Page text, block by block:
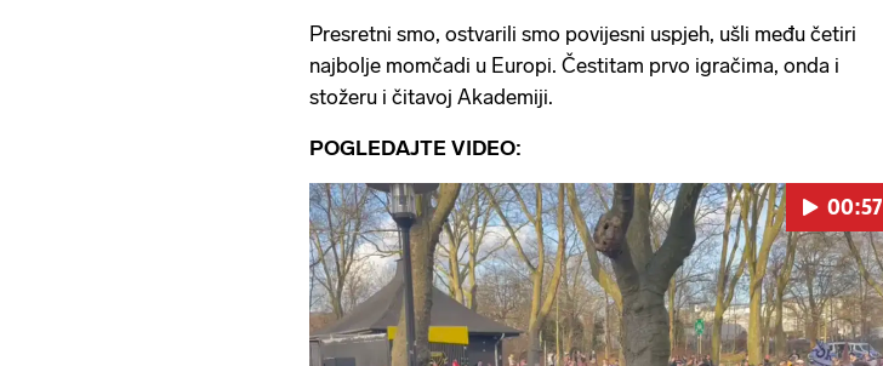
Presretni smo, ostvarili smo povijesni uspjeh, ušli među četiri
najbolje momčadi u Europi. Čestitam prvo igračima, onda i
stožeru i čitavoj Akademiji.
POGLEDAJTE VIDEO:
00:57